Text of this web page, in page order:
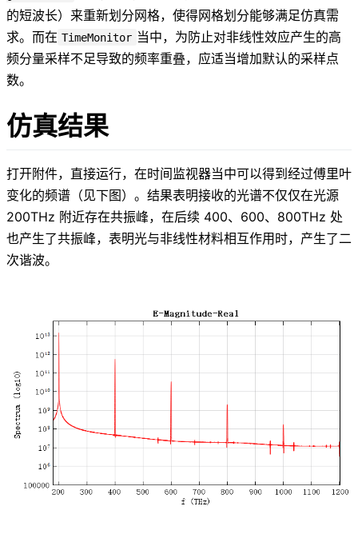
的短波长）来重新划分网格，使得网格划分能够满足仿真需
求。而在 TimeMonitor 当中，为防止对非线性效应产生的高
频分量采样不足导致的频率重叠，应适当增加默认的采样点
数。
仿真结果
打开附件，直接运行，在时间监视器当中可以得到经过傅里叶
变化的频谱（见下图）。结果表明接收的光谱不仅仅在光源
200THz 附近存在共振峰，在后续 400、600、800THz 处
也产生了共振峰，表明光与非线性材料相互作用时，产生了二
次谐波。